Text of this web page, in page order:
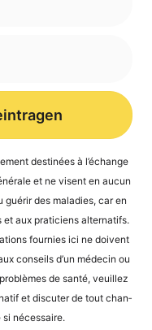
desti­nées à l’é­ch­an­ge
et ne visent en aucun
guérir des mala­dies, car en
et aux pra­ti­ci­ens alter­na­tifs.
four­nies ici ne doi­vent
con­seils d’un méde­cin ou
de san­té, veuil­lez
et dis­cu­ter de tout chan­
nécessaire.